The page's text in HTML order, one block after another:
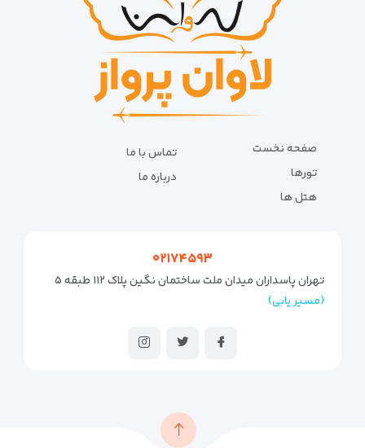
صفحه نخست
تورها
هتل ها
تماس با ما
درباره ما
۰۲۱۷۴۵۹۳
تهران پاسداران میدان ملت ساختمان نگین پلاک ۱۱۲ طبقه ۵
(مسیر یابی)